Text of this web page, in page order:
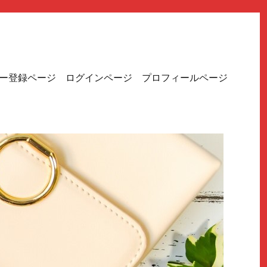
登録ページ ログインページ プロフィールページ